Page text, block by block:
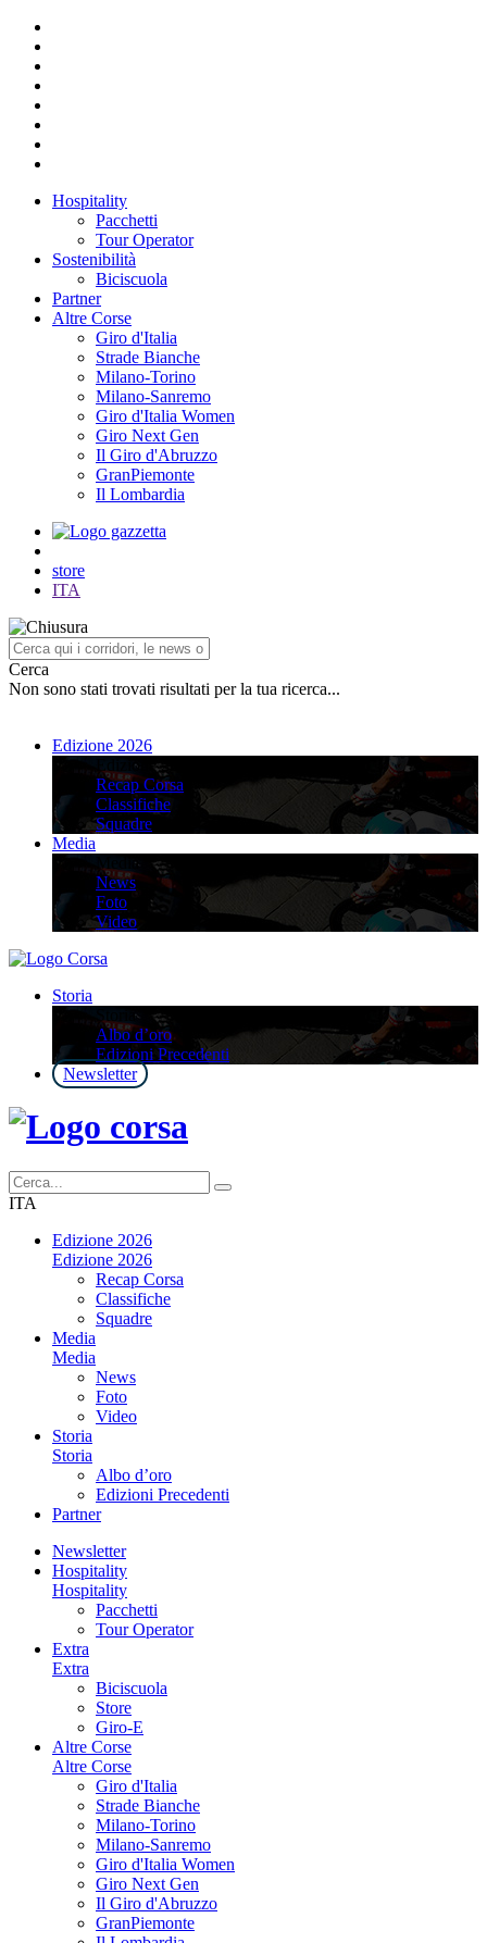
Hospitality
Pacchetti
Tour Operator
Sostenibilità
Biciscuola
Partner
Altre Corse
Giro d'Italia
Strade Bianche
Milano-Torino
Milano-Sanremo
Giro d'Italia Women
Giro Next Gen
Il Giro d'Abruzzo
GranPiemonte
Il Lombardia
store
ITA
Cerca
Non sono stati trovati risultati per la tua ricerca...
Edizione 2026
Edizione 2026
Recap Corsa
Classifiche
Squadre
Media
Media
News
Foto
Video
Storia
Storia
Albo d’oro
Edizioni Precedenti
Newsletter
ITA
Edizione 2026
Edizione 2026
Recap Corsa
Classifiche
Squadre
Media
Media
News
Foto
Video
Storia
Storia
Albo d’oro
Edizioni Precedenti
Partner
Newsletter
Hospitality
Hospitality
Pacchetti
Tour Operator
Extra
Extra
Biciscuola
Store
Giro-E
Altre Corse
Altre Corse
Giro d'Italia
Strade Bianche
Milano-Torino
Milano-Sanremo
Giro d'Italia Women
Giro Next Gen
Il Giro d'Abruzzo
GranPiemonte